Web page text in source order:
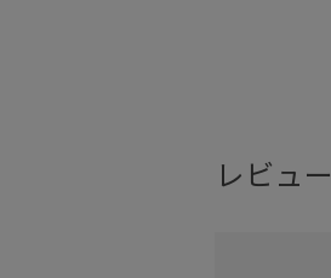
レビュー